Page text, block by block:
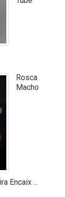
Rosca
Macho
Encaix ...